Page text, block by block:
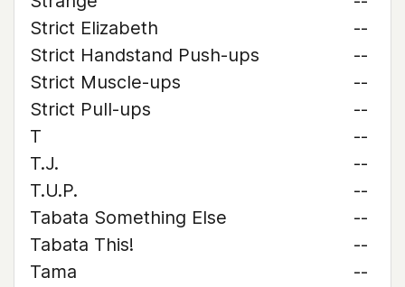
Strict Elizabeth
--
Strict Handstand Push-ups
--
Strict Muscle-ups
--
Strict Pull-ups
--
T
--
T.J.
--
T.U.P.
--
Tabata Something Else
--
Tabata This!
--
Tama
--